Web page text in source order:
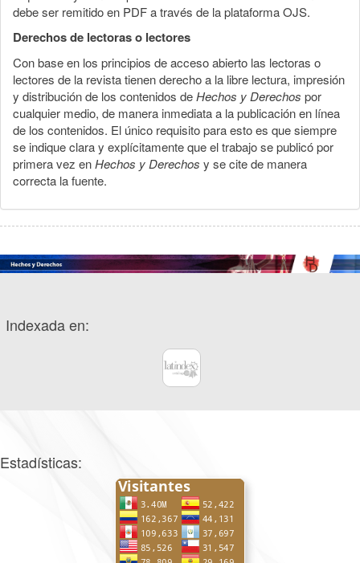
debe ser remitido en PDF a través de la plataforma OJS.
Derechos de lectoras o lectores
Con base en los principios de acceso abierto las lectoras o
lectores de la revista tienen derecho a la libre lectura, impresión
y distribución de los contenidos deHechos y Derechos por
cualquier medio, de manera inmediata a la publicación en línea
de los contenidos. El único requisito para esto es que siempre
se indique clara y explícitamente que el trabajo se publicó por
primera vez enHechos y Derechos y se cite de manera
correcta la fuente.
Indexada en:
Estadísticas: